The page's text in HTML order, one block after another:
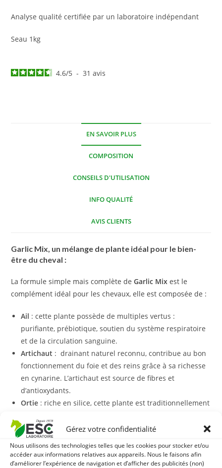
Gérez votre confidentialité
Nous utilisons des technologies telles que les cookies pour stocker et/ou
accéder aux informations relatives aux appareils. Nous le faisons afin
d’améliorer l’expérience de navigation et d’afficher des publicités (non)
Analyse qualité certifiée par un laboratoire indépendant
Seau 1kg
4.6/5 - 31avis
EN SAVOIR PLUS
COMPOSITION
CONSEILS D'UTILISATION
INFO QUALITÉ
AVIS CLIENTS
Garlic Mix, un mélange de plante idéal pour le bien-
être du cheval :
La formule simple mais complète deGarlic Mix est le
complément idéal pour les chevaux, elle est composée de :
Ail : cette plante possède de multiples vertus :
purifiante, prébiotique, soutien du système respiratoire
et de la circulation sanguine.
Artichaut : drainant naturel reconnu, contribue au bon
fonctionnement du foie et des reins grâce à sa richesse
en cynarine. L’artichaut est source de fibres et
d’antioxydants.
Ortie : riche en silice, cette plante est traditionnellement
des vertus drainantes.
Avec quoi associer Garlic Mix ?
Garlic mixpeut être complété d’une source d’acide gras